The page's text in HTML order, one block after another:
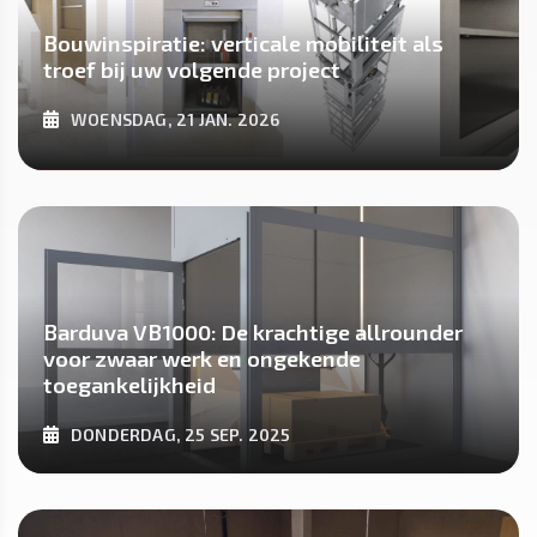
Bouwinspiratie: verticale mobiliteit als
troef bij uw volgende project
WOENSDAG, 21 JAN. 2026
ONTDEK MEER
Barduva VB1000: De krachtige allrounder
voor zwaar werk en ongekende
toegankelijkheid
DONDERDAG, 25 SEP. 2025
ONTDEK MEER